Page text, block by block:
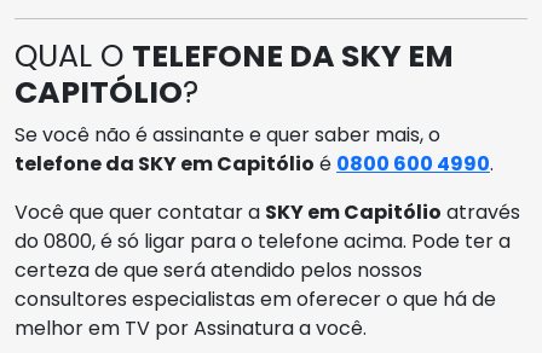
QUAL O TELEFONE DA SKY EM
CAPITÓLIO?
Se você não é assinante e quer saber mais, o
telefone da SKY em Capitólio é 0800 600 4990.
Você que quer contatar a SKY em Capitólio através
do 0800, é só ligar para o telefone acima. Pode ter a
certeza de que será atendido pelos nossos
consultores especialistas em oferecer o que há de
melhor em TV por Assinatura a você.